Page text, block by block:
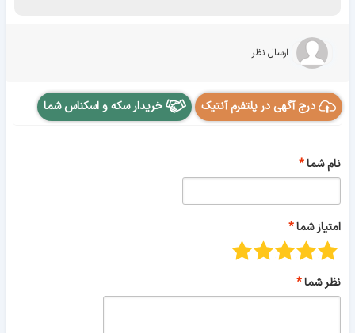
ارسال نظر
درج آگهی در پلتفرم آنتیک خریدار سکه و اسکناس شما
نام شما
امتیاز شما
نظر شما